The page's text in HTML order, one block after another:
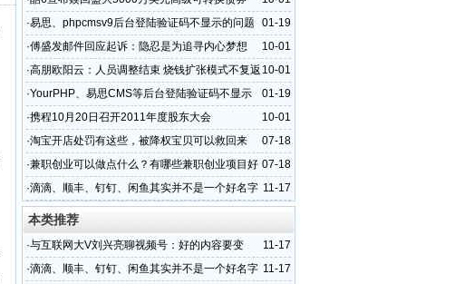
01-19
·易思、phpcmsv9后台登陆验证码不显示的问题
10-01
·傅盛发邮件回应起诉：隐忍是为追寻内心梦想
10-01
·高朋欧阳云：人员调整结束 烧钱扩张模式不复返
01-19
·YourPHP、易思CMS等后台登陆验证码不显示
问题解决方法
10-01
·携程10月20日召开2011年度股东大会
07-18
·淘宝开店处罚有这些，被降权宝贝可以救回来
吗？
07-18
·兼职创业可以做点什么？有哪些兼职创业项目好
做？
11-17
·滴滴、顺丰、钉钉、闲鱼其实并不是一个好名字
本类推荐
11-17
·与互联网大V刘兴亮聊视频号：好的内容要变
成“情趣用品”
11-17
·滴滴、顺丰、钉钉、闲鱼其实并不是一个好名字